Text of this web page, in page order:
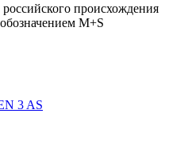
происхождения
M+S